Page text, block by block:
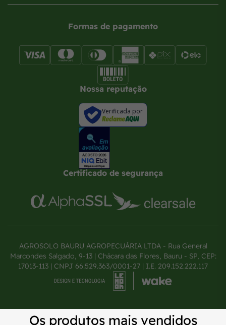
Formas de pagamento
Nossa reputação
Verificada por
Certificado de segurança
AGROSOLO BAURU AGROPECUÁRIA LTDA - Rua General
Marcondes Salgado, 9-13 | Chácara das Flores, Bauru - SP, CEP:
17013-113 | CNPJ 66.529.363/0001-27 | I.E. 209.152.222.117